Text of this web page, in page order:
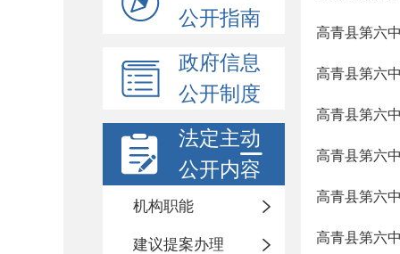
公开指南
政府信息
公开制度
法定主动
公开内容
机构职能
建议提案办理
高青县第六
高青县第六
高青县第六
高青县第六
高青县第六
高青县第六